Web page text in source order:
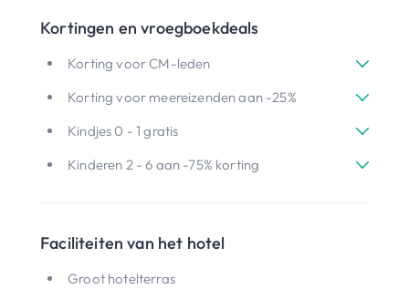
Kortingen en vroegboekdeals
Korting voor CM-leden
Korting voor meereizenden aan -25%
Kindjes 0 - 1 gratis
Kinderen 2 - 6 aan -75% korting
Faciliteiten van het hotel
Groot hotelterras